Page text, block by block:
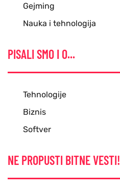
Gejming
Nauka i tehnologija
PISALI SMO I O...
Tehnologije
Biznis
Softver
NE PROPUSTI BITNE VESTI!